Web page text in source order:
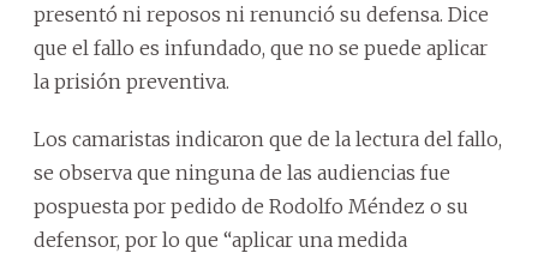
presentó ni reposos ni renunció su defensa. Dice
que el fallo es infundado, que no se puede aplicar
la prisión preventiva.
Los camaristas indicaron que de la lectura del fallo,
se observa que ninguna de las audiencias fue
pospuesta por pedido de Rodolfo Méndez o su
defensor, por lo que “aplicar una medida